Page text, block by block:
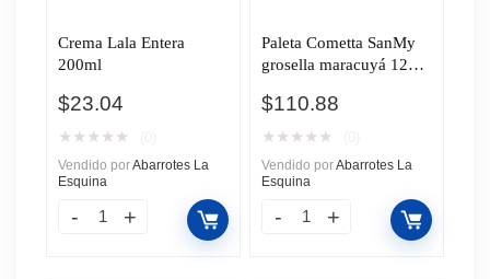
Crema Lala Entera
200ml
$23.04
★ ★ ★ ★ ★
Vendido porAbarrotes La
Esquina
Paleta Cometta SanMy
grosella maracuyá 12
$110.88
★ ★ ★ ★ ★
Vendido porAbarrotes La
Esquina